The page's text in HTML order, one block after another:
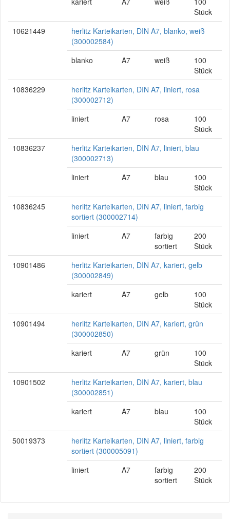
Stück
10621449
herlitz Karteikarten, DIN A7, blanko, weiß
(300002584)
blanko
A7 weiß
100
Stück
10836229
herlitz Karteikarten, DIN A7, liniert, rosa
(300002712)
liniert
A7 rosa
100
Stück
10836237
herlitz Karteikarten, DIN A7, liniert, blau
(300002713)
liniert
A7 blau
100
Stück
10836245
herlitz Karteikarten, DIN A7, liniert, farbig
sortiert (300002714)
liniert
A7
farbig
sortiert
200
Stück
10901486
herlitz Karteikarten, DIN A7, kariert, gelb
(300002849)
kariert
A7 gelb
100
Stück
10901494
herlitz Karteikarten, DIN A7, kariert, grün
(300002850)
kariert
A7 grün
100
Stück
10901502
herlitz Karteikarten, DIN A7, kariert, blau
(300002851)
kariert
A7 blau
100
Stück
50019373
herlitz Karteikarten, DIN A7, liniert, farbig
sortiert (300005091)
liniert
A7
farbig
sortiert
200
Stück